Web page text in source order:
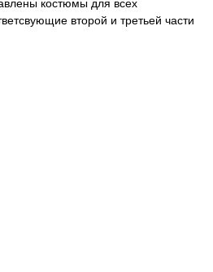
костюмы для всех
второй и третьей части